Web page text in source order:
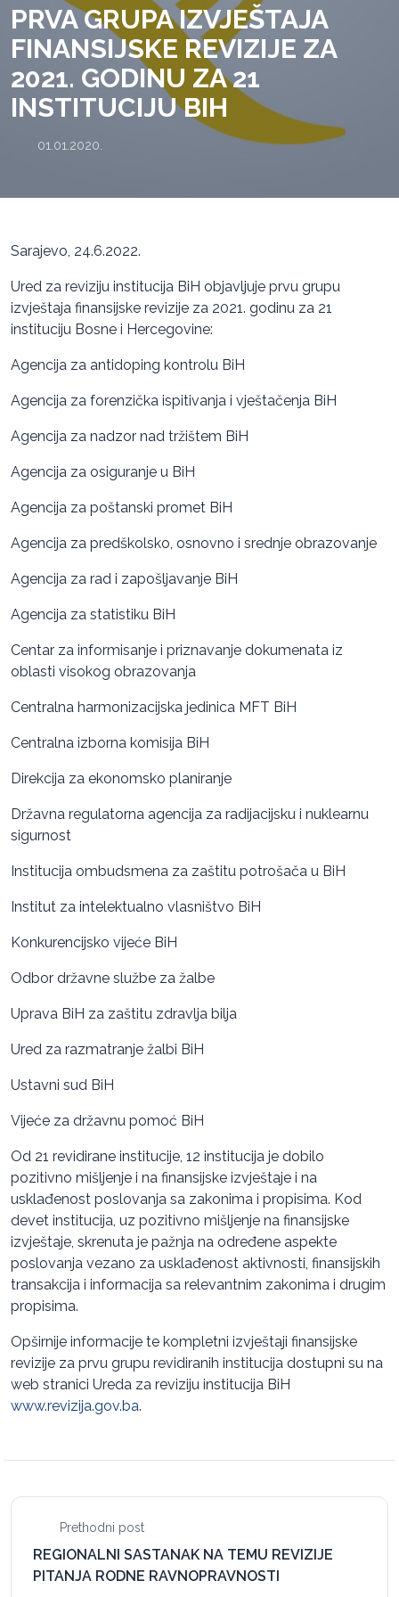
PRVA GRUPA IZVJEŠTAJA
FINANSIJSKE REVIZIJE ZA
2021. GODINU ZA 21
INSTITUCIJU BIH
01.01.2020.
Sarajevo, 24.6.2022.
Ured za reviziju institucija BiH objavljuje prvu grupu
izvještaja finansijske revizije za 2021. godinu za 21
instituciju Bosne i Hercegovine:
Agencija za antidoping kontrolu BiH
Agencija za forenzička ispitivanja i vještačenja BiH
Agencija za nadzor nad tržištem BiH
Agencija za osiguranje u BiH
Agencija za poštanski promet BiH
Agencija za predškolsko, osnovno i srednje obrazovanje
Agencija za rad i zapošljavanje BiH
Agencija za statistiku BiH
Centar za informisanje i priznavanje dokumenata iz
oblasti visokog obrazovanja
Centralna harmonizacijska jedinica MFT BiH
Centralna izborna komisija BiH
Direkcija za ekonomsko planiranje
Državna regulatorna agencija za radijacijsku i nuklearnu
sigurnost
Institucija ombudsmena za zaštitu potrošača u BiH
Institut za intelektualno vlasništvo BiH
Konkurencijsko vijeće BiH
Odbor državne službe za žalbe
Uprava BiH za zaštitu zdravlja bilja
Ured za razmatranje žalbi BiH
Ustavni sud BiH
Vijeće za državnu pomoć BiH
Od 21 revidirane institucije, 12 institucija je dobilo
pozitivno mišljenje i na finansijske izvještaje i na
usklađenost poslovanja sa zakonima i propisima. Kod
devet institucija, uz pozitivno mišljenje na finansijske
izvještaje, skrenuta je pažnja na određene aspekte
poslovanja vezano za usklađenost aktivnosti, finansijskih
transakcija i informacija sa relevantnim zakonima i drugim
propisima.
Opširnije informacije te kompletni izvještaji finansijske
revizije za prvu grupu revidiranih institucija dostupni su na
web stranici Ureda za reviziju institucija BiH
www.revizija.gov.ba.
Prethodni post
REGIONALNI SASTANAK NA TEMU REVIZIJE
PITANJA RODNE RAVNOPRAVNOSTI